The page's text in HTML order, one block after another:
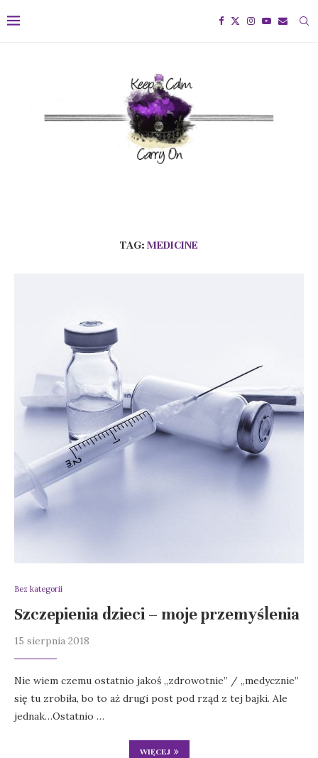
TAG: MEDICINE
Bez kategorii
Szczepienia dzieci – moje przemyślenia
15 sierpnia 2018
Nie wiem czemu ostatnio jakoś „zdrowotnie” / „medycznie”
się tu zrobiła, bo to aż drugi post pod rząd z tej bajki. Ale
jednak…Ostatnio …
WIĘCEJ